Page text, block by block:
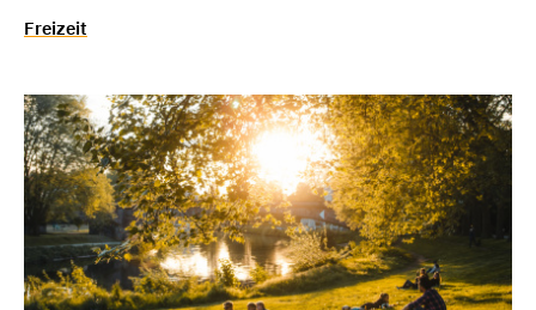
Freizeit